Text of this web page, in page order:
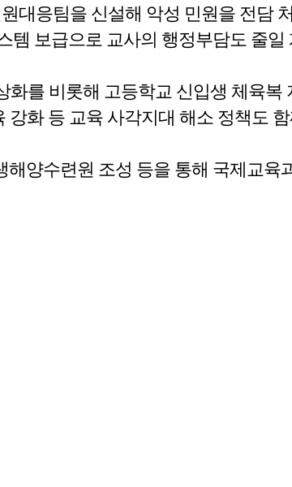
응팀을 신설해 악성 민원을 전담
템 보급으로 교사의 행정부담도 줄일
를 비롯해 고등학교 신입생 체육
화 등 교육 사각지대 해소 정책도
양수련원 조성 등을 통해 국제교육